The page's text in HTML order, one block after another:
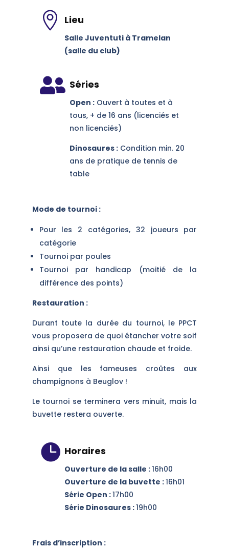
 Lieu
Salle Juventuti à Tramelan
(salle du club)
 Séries
Open :Ouvert à toutes et à
tous, + de 16 ans (licenciés et
non licenciés)
Dinosaures :Condition min. 20
ans de pratique de tennis de
table
Mode de tournoi :
Pour les 2 catégories, 32 joueurs par
catégorie
Tournoi par poules
Tournoi par handicap (moitié de la
différence des points)
Restauration :
Durant toute la durée du tournoi, le PPCT
vous proposera de quoi étancher votre soif
ainsi qu’une restauration chaude et froide.
Ainsi que les fameuses croûtes aux
champignons à Beuglov !
Le tournoi se terminera vers minuit, mais la
buvette restera ouverte.
 Horaires
Ouverture de la salle :16h00
Ouverture de la buvette :16h01
Série Open :17h00
Série Dinosaures :19h00
Frais d’inscription :